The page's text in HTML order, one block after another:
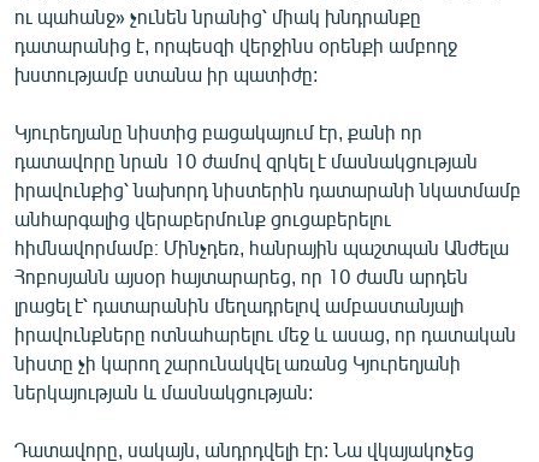
English
Русский
ՀԵՏԵՎԵՔ ՄԵԶ
«Ազատության» բոլոր կայքերը
ու պահանջ» չունեն նրանից՝ միակ խնդրանքը
դատարանից է, որպեսզի վերջինս օրենքի ամբողջ
խստությամբ ստանա իր պատիժը:
Կյուրեղյանը նիստից բացակայում էր, քանի որ
դատավորը նրան 10 ժամով զրկել է մասնակցության
իրավունքից՝ նախորդ նիստերին դատարանի նկատմամբ
անհարգալից վերաբերմունք ցուցաբերելու
հիմնավորմամբ։ Մինչդեռ, հանրային պաշտպան Անժելա
Հոբոսյանն այսօր հայտարարեց, որ 10 ժամն արդեն
լրացել է՝ դատարանին մեղադրելով ամբաստանյալի
իրավունքները ոտնահարելու մեջ և ասաց, որ դատական
նիստը չի կարող շարունակվել առանց Կյուրեղյանի
ներկայության և մասնակցության:
Դատավորը, սակայն, անդրդվելի էր: Նա վկայակոչեց